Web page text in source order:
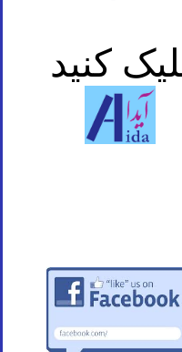
کنید